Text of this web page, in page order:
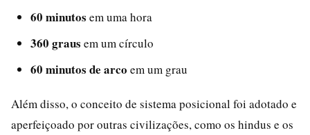
60 minutos em uma hora
360 graus em um círculo
60 minutos de arco em um grau
Além disso, o conceito de sistema posicional foi adotado e
aperfeiçoado por outras civilizações, como os hindus e os